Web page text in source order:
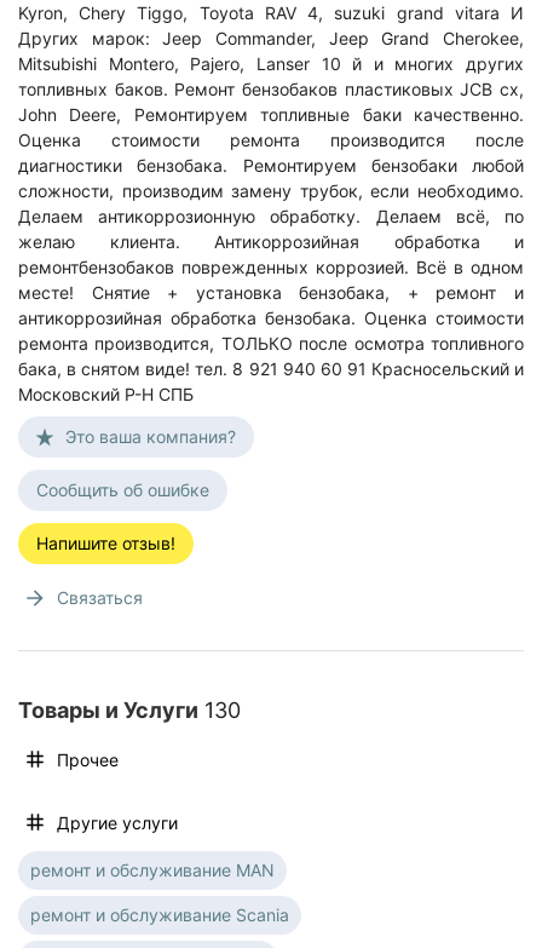
Kyron, Chery Tiggo, Toyota RAV 4, suzuki grand vitara И
Других марок: Jeep Commander, Jeep Grand Cherokee,
Mitsubishi Montero, Pajero, Lanser 10 й и многих других
топливных баков. Ремонт бензобаков пластиковых JCB cx,
John Deere, Ремонтируем топливные баки качественно.
Оценка стоимости ремонта производится после
диагностики бензобака. Ремонтируем бензобаки любой
сложности, производим замену трубок, если необходимо.
Делаем антикоррозионную обработку. Делаем всё, по
желаю клиента. Антикоррозийная обработка и
ремонтбензобаков поврежденных коррозией. Всё в одном
месте! Снятие + установка бензобака, + ремонт и
антикоррозийная обработка бензобака. Оценка стоимости
ремонта производится, ТОЛЬКО после осмотра топливного
бака, в снятом виде! тел. 8 921 940 60 91 Красносельский и
Московский Р-Н СПБ
Это ваша компания?
Сообщить об ошибке
Напишите отзыв!
Связаться
Товары и Услуги 130
Прочее
Другие услуги
ремонт и обслуживание MAN
ремонт и обслуживание Scania